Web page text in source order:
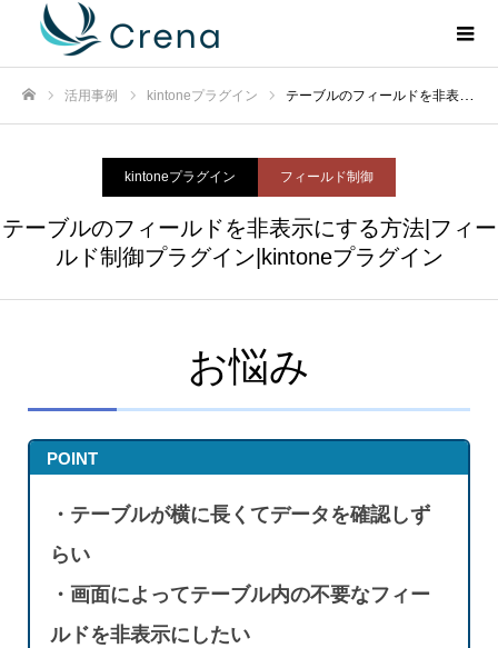
活用事例 kintoneプラグイン テーブルのフィールドを非表示にする方法|フィールド制御プラグイン|kintoneプラグイン
kintoneプラグイン フィールド制御
テーブルのフィールドを非表示にする方法|フィー
ルド制御プラグイン|kintoneプラグイン
お悩み
POINT
・テーブルが横に長くてデータを確認しず
らい
・画面によってテーブル内の不要なフィー
ルドを非表示にしたい